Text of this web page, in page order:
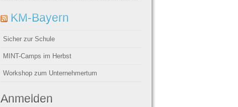
KM-Bayern
Sicher zur Schule
MINT-Camps im Herbst
Workshop zum Unternehmertum
Anmelden